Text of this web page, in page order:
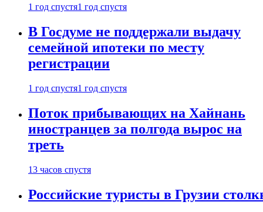
1 год спустя1 год спустя
В Госдуме не поддержали выдачу
семейной ипотеки по месту
регистрации
1 год спустя1 год спустя
Поток прибывающих на Хайнань
иностранцев за полгода вырос на
треть
13 часов спустя
Российские туристы в Грузии